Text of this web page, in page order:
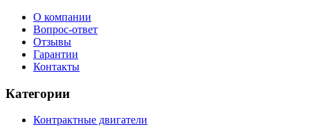
О компании
Вопрос-ответ
Отзывы
Гарантии
Контакты
Категории
Контрактные двигатели